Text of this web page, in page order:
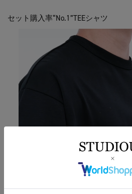
セット購入率“No.1”TEEシャツ